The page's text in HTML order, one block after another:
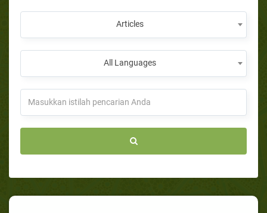
Articles
All Languages